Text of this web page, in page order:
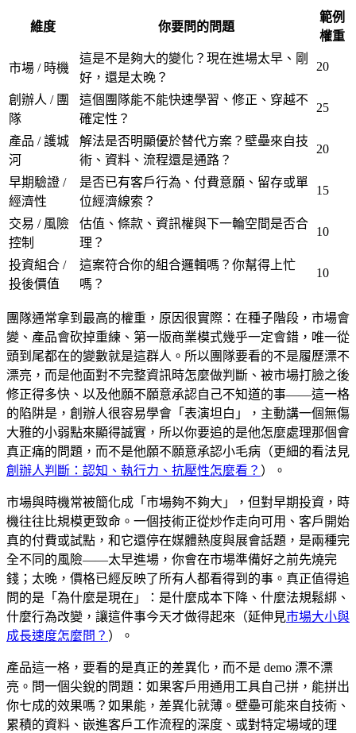
維度 你要問的問題
範例
權重
市場 / 時機
這是不是夠大的變化？現在進場太早、剛
好，還是太晚？
20
創辦人 / 團
隊
這個團隊能不能快速學習、修正、穿越不
確定性？
25
產品 / 護城
河
解法是否明顯優於替代方案？壁壘來自技
術、資料、流程還是通路？
20
早期驗證 /
經濟性
是否已有客戶行為、付費意願、留存或單
位經濟線索？
15
交易 / 風險
控制
估值、條款、資訊權與下一輪空間是否合
理？
10
投資組合 /
投後價值
這案符合你的組合邏輯嗎？你幫得上忙
嗎？
10
團隊通常拿到最高的權重，原因很實際：在種子階段，市場會
變、產品會砍掉重練、第一版商業模式幾乎一定會錯，唯一從
頭到尾都在的變數就是這群人。所以團隊要看的不是履歷漂不
漂亮，而是他面對不完整資訊時怎麼做判斷、被市場打臉之後
修正得多快、以及他願不願意承認自己不知道的事——這一格
的陷阱是，創辦人很容易學會「表演坦白」，主動講一個無傷
大雅的小弱點來顯得誠實，所以你要追的是他怎麼處理那個會
真正痛的問題，而不是他願不願意承認小毛病（更細的看法見
創辦人判斷：認知、執行力、抗壓性怎麼看？ ）。
市場與時機常被簡化成「市場夠不夠大」，但對早期投資，時
機往往比規模更致命。一個技術正從炒作走向可用、客戶開始
真的付費或試點，和它還停在媒體熱度與展會話題，是兩種完
全不同的風險——太早進場，你會在市場準備好之前先燒完
錢；太晚，價格已經反映了所有人都看得到的事。真正值得追
問的是「為什麼是現在」：是什麼成本下降、什麼法規鬆綁、
什麼行為改變，讓這件事今天才做得起來（延伸見市場大小與
成長速度怎麼問？ ）。
產品這一格，要看的是真正的差異化，而不是 demo 漂不漂
亮。問一個尖銳的問題：如果客戶用通用工具自己拼，能拼出
你七成的效果嗎？如果能，差異化就薄。壁壘可能來自技術、
累積的資料、嵌進客戶工作流程的深度、或對特定場域的理